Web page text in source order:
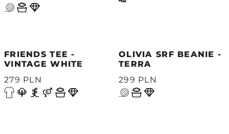
FRIENDS TEE -
VINTAGE WHITE
279 PLN
OLIVIA SRF BEANIE -
TERRA
299 PLN